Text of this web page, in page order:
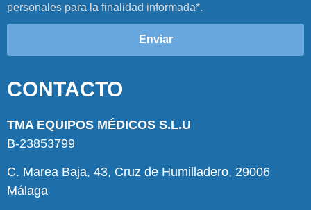
CONTACTO
TMA EQUIPOS MÉDICOS S.L.U
B-23853799
C. Marea Baja, 43, Cruz de Humilladero, 29006
Málaga
personales para la finalidad informada*.
Enviar